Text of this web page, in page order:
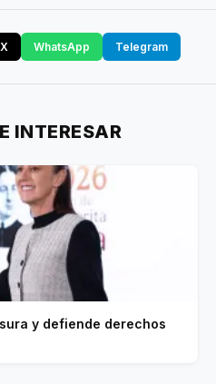
X WhatsApp Telegram
INTERESAR
y defiende derechos